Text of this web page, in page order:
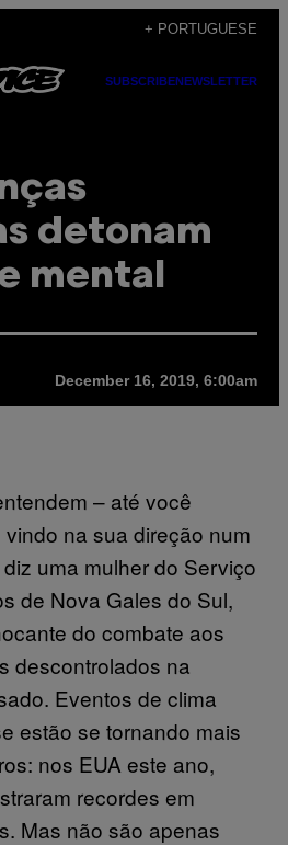
+ PORTUGUESE
SUBSCRIBENEWSLETTER
detonam
mental
December 16, 2019, 6:00am
– até você
na sua direção num
uma mulher do Serviço
de Nova Gales do Sul,
do combate aos
descontrolados na
Eventos de clima
estão se tornando mais
nos EUA este ano,
recordes em
Mas não são apenas